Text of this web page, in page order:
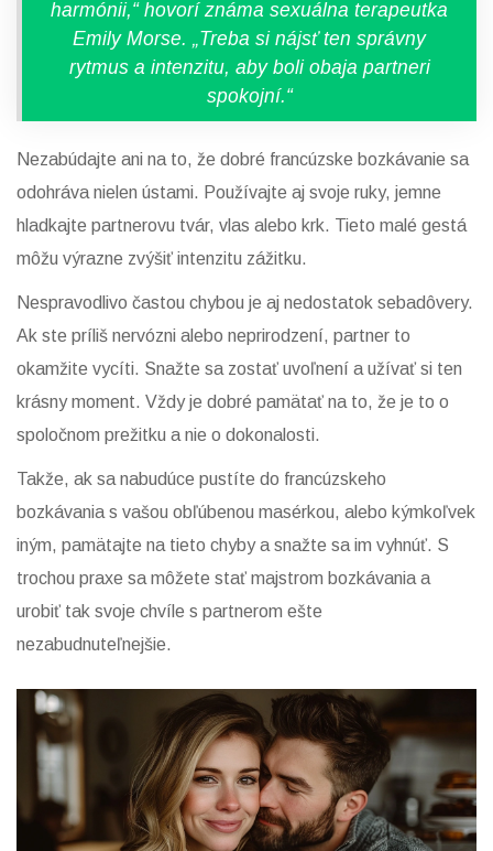
harmónii,“ hovorí známa sexuálna terapeutka
Emily Morse. „Treba si nájsť ten správny
rytmus a intenzitu, aby boli obaja partneri
spokojní.“
Nezabúdajte ani na to, že dobré francúzske bozkávanie sa
odohráva nielen ústami. Používajte aj svoje ruky, jemne
hladkajte partnerovu tvár, vlas alebo krk. Tieto malé gestá
môžu výrazne zvýšiť intenzitu zážitku.
Nespravodlivo častou chybou je aj nedostatok sebadôvery.
Ak ste príliš nervózni alebo neprirodzení, partner to
okamžite vycíti. Snažte sa zostať uvoľnení a užívať si ten
krásny moment. Vždy je dobré pamätať na to, že je to o
spoločnom prežitku a nie o dokonalosti.
Takže, ak sa nabudúce pustíte do francúzskeho
bozkávania s vašou obľúbenou masérkou, alebo kýmkoľvek
iným, pamätajte na tieto chyby a snažte sa im vyhnúť. S
trochou praxe sa môžete stať majstrom bozkávania a
urobiť tak svoje chvíle s partnerom ešte
nezabudnuteľnejšie.